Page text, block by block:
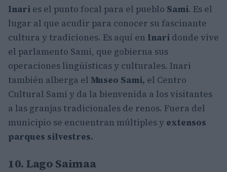
Inari es el punto focal para el pueblo Sami. Es el
lugar al que acudir para conocer su fascinante
cultura y tradiciones. Es aquí en Inari donde vive
el parlamento Sami, que gobierna sus
operaciones lingüísticas y culturales. Inari
también alberga el Museo Sami, el Centro
Cultural Sami y da la bienvenida a los visitantes
a las granjas tradicionales de renos. Fuera del
municipio se encuentran múltiples y extensos
parques silvestres.
10. Lago Saimaa